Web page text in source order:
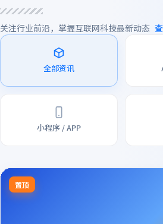
关注行业前沿，掌握互联网科技最新动态
全部资讯
小程序 / APP
置顶